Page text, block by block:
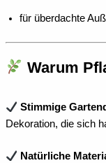
für überdachte
Warum
Stimmige
Dekoration, die sich
Natürliche